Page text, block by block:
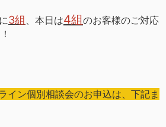
3組 、本日は4組のお客様のご対応
イン個別相談会のお申込は、下記ま